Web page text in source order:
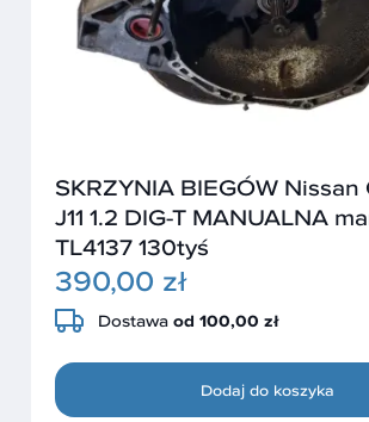
SKRZYNIA BIEGÓW Nissan
J11 1.2 DIG-T MANUALNA
TL4137 130tyś
390,00 zł
Dostawa od 100,00 zł
Dodaj do koszyka